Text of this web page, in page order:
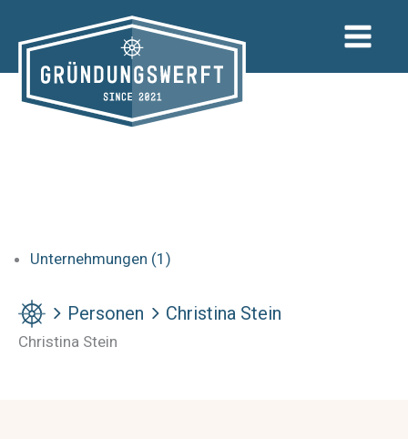
Inhalt
springen
Unternehmungen (1)
Personen Christina Stein
Christina Stein